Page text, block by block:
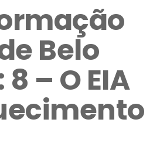
Belo
– O EIA